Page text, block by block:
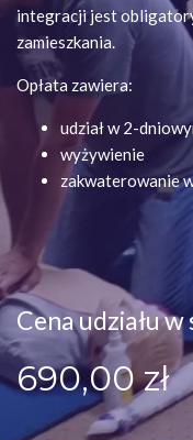
integracji jest
zamieszkania.
Opłata zawiera:
udział w 2-
wyżywienie
zakwaterowanie
Cena udziału
690,00 zł